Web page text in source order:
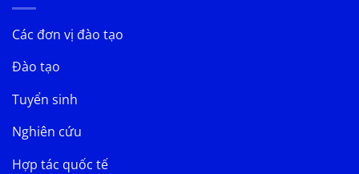
Các đơn vị đào tạo
Đào tạo
Tuyển sinh
Nghiên cứu
Hợp tác quốc tế